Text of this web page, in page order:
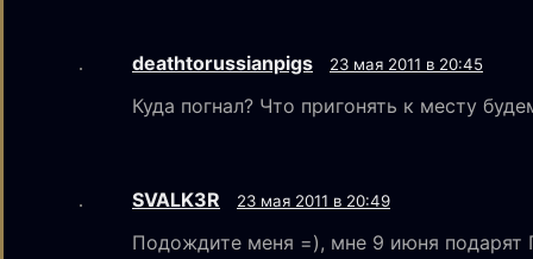
deathtorussianpigs 23 мая 2011 в 20:45
Куда погнал? Что пригонять к месту
SVALK3R 23 мая 2011 в 20:49
Подождите меня =), мне 9 июня